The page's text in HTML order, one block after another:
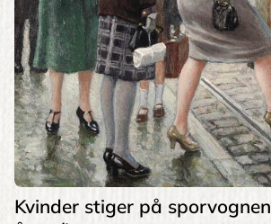
Kvinder stiger på